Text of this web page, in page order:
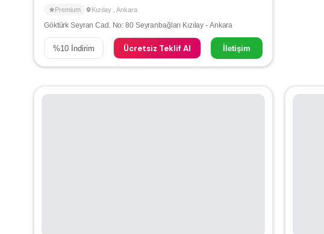
Premium Kızılay Ankara
Göktürk Seyran Cad. No: 80 Seyranbağları Kızılay - Ankara
%10 İndirim Ücretsiz Teklif Al İletişim